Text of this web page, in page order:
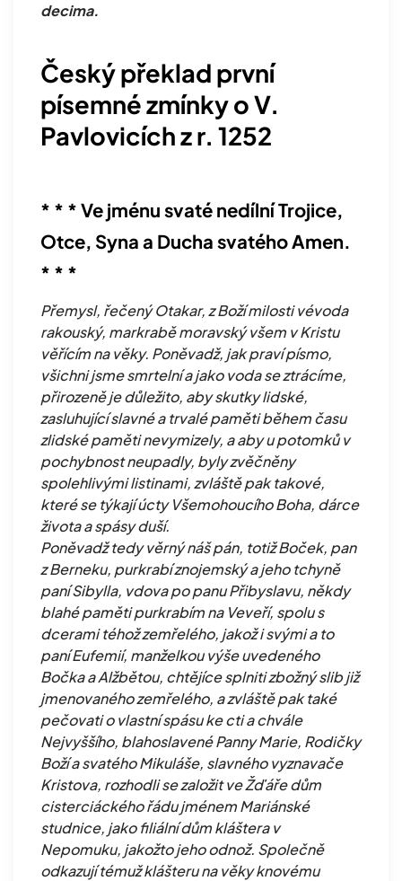
decima.
Český překlad první
písemné zmínky o V.
Pavlovicích z r. 1252
* * * Ve jménu svaté nedílní Trojice,
Otce, Syna a Ducha svatého Amen.
* * *
Přemysl, řečený Otakar, z Boží milosti vévoda
rakouský, markrabě moravský všem v Kristu
věřícím na věky. Poněvadž, jak praví písmo,
všichni jsme smrtelní a jako voda se ztrácíme,
přirozeně je důležito, aby skutky lidské,
zasluhující slavné a trvalé paměti během času
zlidské paměti nevymizely, a aby u potomků v
pochybnost neupadly, byly zvěčněny
spolehlivými listinami, zvláště pak takové,
které se týkají úcty Všemohoucího Boha, dárce
života a spásy duší.
Poněvadž tedy věrný náš pán, totiž Boček, pan
z Berneku, purkrabí znojemský a jeho tchyně
paní Sibylla, vdova po panu Přibyslavu, někdy
blahé paměti purkrabím na Veveří, spolu s
dcerami téhož zemřelého, jakož i svými a to
paní Eufemií, manželkou výše uvedeného
Bočka a Alžbětou, chtějíce splniti zbožný slib již
jmenovaného zemřelého, a zvláště pak také
pečovati o vlastní spásu ke cti a chvále
Nejvyššího, blahoslavené Panny Marie, Rodičky
Boží a svatého Mikuláše, slavného vyznavače
Kristova, rozhodli se založit ve Žďáře dům
cisterciáckého řádu jménem Mariánské
studnice, jako filiální dům kláštera v
Nepomuku, jakožto jeho odnož. Společně
odkazují témuž klášteru na věky knovému